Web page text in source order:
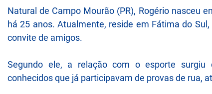
Natural de Campo Mourão (PR), Rogério nasceu
há 25 anos. Atualmente, reside em Fátima do
convite de amigos.
Segundo ele, a relação com o esporte surgiu
conhecidos que já participavam de provas de rua,